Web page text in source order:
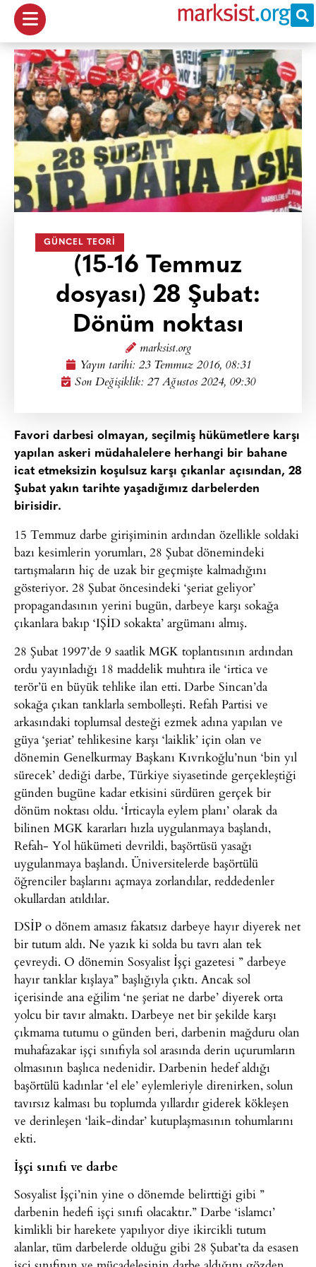
GÜNCEL TEORI
(15-16 Temmuz
dosyası) 28 Şubat:
Dönüm noktası
marksist.org
Yayın tarihi: 23 Temmuz 2016, 08:31
Son Değişiklik: 27 Ağustos 2024, 09:30
Favori darbesi olmayan, seçilmiş hükümetlere karşı
yapılan askeri müdahalelere herhangi bir bahane
icat etmeksizin koşulsuz karşı çıkanlar açısından, 28
Şubat yakın tarihte yaşadığımız darbelerden
birisidir.
15 Temmuz darbe girişiminin ardından özellikle soldaki
bazı kesimlerin yorumları, 28 Şubat dönemindeki
tartışmaların hiç de uzak bir geçmişte kalmadığını
gösteriyor. 28 Şubat öncesindeki ‘şeriat geliyor’
propagandasının yerini bugün, darbeye karşı sokağa
çıkanlara bakıp ‘IŞİD sokakta’ argümanı almış.
28 Şubat 1997’de 9 saatlik MGK toplantısının ardından
ordu yayınladığı 18 maddelik muhtıra ile ‘irtica ve
terör’ü en büyük tehlike ilan etti. Darbe Sincan’da
sokağa çıkan tanklarla sembolleşti. Refah Partisi ve
arkasındaki toplumsal desteği ezmek adına yapılan ve
güya ‘şeriat’ tehlikesine karşı ‘laiklik’ için olan ve
dönemin Genelkurmay Başkanı Kıvrıkoğlu’nun ‘bin yıl
sürecek’ dediği darbe, Türkiye siyasetinde gerçekleştiği
günden bugüne kadar etkisini sürdüren gerçek bir
dönüm noktası oldu. ‘İrticayla eylem planı’ olarak da
bilinen MGK kararları hızla uygulanmaya başlandı,
Refah- Yol hükümeti devrildi, başörtüsü yasağı
uygulanmaya başlandı. Üniversitelerde başörtülü
öğrenciler başlarını açmaya zorlandılar, reddedenler
okullardan atıldılar.
DSİP o dönem amasız fakatsız darbeye hayır diyerek net
bir tutum aldı. Ne yazık ki solda bu tavrı alan tek
çevreydi. O dönemin Sosyalist İşçi gazetesi ” darbeye
hayır tanklar kışlaya” başlığıyla çıktı. Ancak sol
içerisinde ana eğilim ‘ne şeriat ne darbe’ diyerek orta
yolcu bir tavır almaktı. Darbeye net bir şekilde karşı
çıkmama tutumu o günden beri, darbenin mağduru olan
muhafazakar işçi sınıfıyla sol arasında derin uçurumların
olmasının başlıca nedenidir. Darbenin hedef aldığı
başörtülü kadınlar ‘el ele’ eylemleriyle direnirken, solun
tavırsız kalması bu toplumda yıllardır giderek kökleşen
ve derinleşen ‘laik-dindar’ kutuplaşmasının tohumlarını
ekti.
İşçi sınıfı ve darbe
Sosyalist İşçi’nin yine o dönemde belirttiği gibi ”
darbenin hedefi işçi sınıfı olacaktır.” Darbe ‘islamcı’
kimlikli bir harekete yapılıyor diye ikircikli tutum
alanlar, tüm darbelerde olduğu gibi 28 Şubat’ta da esasen